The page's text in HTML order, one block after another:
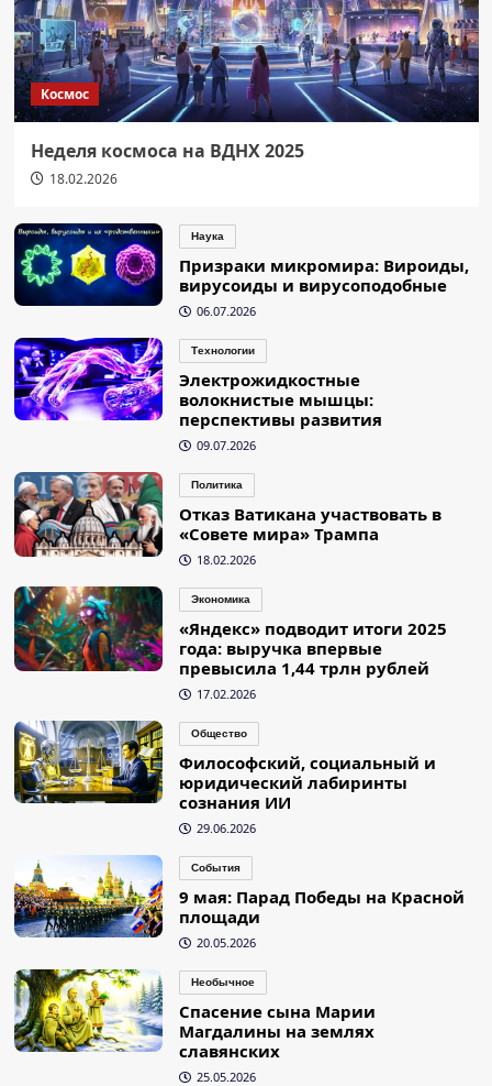
Космос
Неделя космоса на ВДНХ 2025
18.02.2026
Наука
Призраки микромира: Вироиды,
вирусоиды и вирусоподобные
06.07.2026
Технологии
Электрожидкостные
волокнистые мышцы:
перспективы развития
09.07.2026
Политика
Отказ Ватикана участвовать в
«Совете мира» Трампа
18.02.2026
Экономика
«Яндекс» подводит итоги 2025
года: выручка впервые
превысила 1,44 трлн рублей
17.02.2026
Общество
Философский, социальный и
юридический лабиринты
сознания ИИ
29.06.2026
События
9 мая: Парад Победы на Красной
площади
20.05.2026
Необычное
Спасение сына Марии
Магдалины на землях
славянских
25.05.2026